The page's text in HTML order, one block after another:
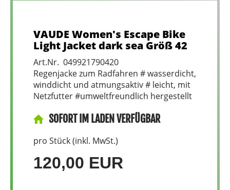
VAUDE Women's Escape Bike
Light Jacket dark sea Größ 42
Art.Nr. 049921790420
Regenjacke zum Radfahren # wasserdicht,
winddicht und atmungsaktiv # leicht, mit
Netzfutter #umweltfreundlich hergestellt
SOFORT IM LADEN VERFÜGBAR
pro Stück (inkl. MwSt.)
120,00 EUR